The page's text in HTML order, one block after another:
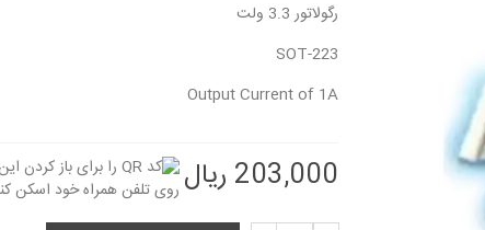
رگولاتور 3.3 ولت
SOT-223
Output Current of 1A
203,000 ریال